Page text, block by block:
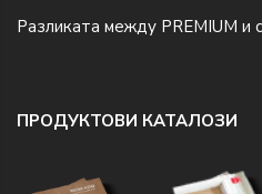
Разликата между PREMIUM и
ПРОДУКТОВИ КАТАЛОЗИ